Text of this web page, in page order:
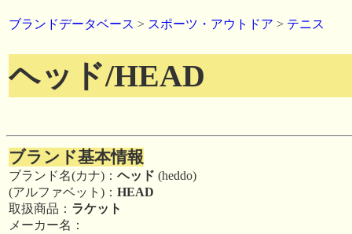
ブランドデータベース > スポーツ・アウトドア > テニス
ヘッド/HEAD
ブランド基本情報
ブランド名(カナ)： ヘッド (heddo)
(アルファベット)： HEAD
取扱商品： ラケット
メーカー名：